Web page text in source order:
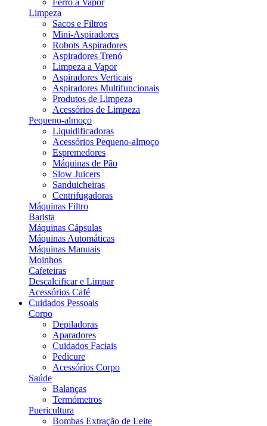
Ferro a Vapor
Limpeza
Sacos e Filtros
Mini-Aspiradores
Robots Aspiradores
Aspiradores Trenó
Limpeza a Vapor
Aspiradores Verticais
Aspiradores Multifuncionais
Produtos de Limpeza
Acessórios de Limpeza
Pequeno-almoço
Liquidificadoras
Acessórios Pequeno-almoço
Espremedores
Máquinas de Pão
Slow Juicers
Sanduicheiras
Centrifugadoras
Máquinas Filtro
Barista
Máquinas Cápsulas
Máquinas Automáticas
Máquinas Manuais
Moinhos
Cafeteiras
Descalcificar e Limpar
Acessórios Café
Cuidados Pessoais
Corpo
Depiladoras
Aparadores
Cuidados Faciais
Pedicure
Acessórios Corpo
Saúde
Balanças
Termómetros
Puericultura
Bombas Extração de Leite